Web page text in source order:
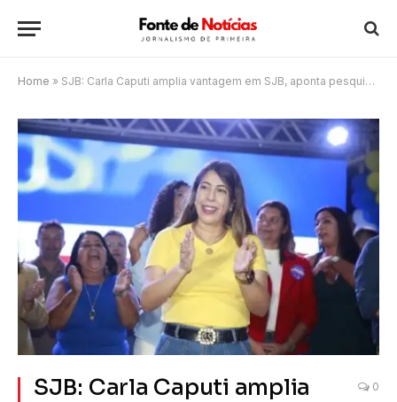
Home » SJB: Carla Caputi amplia vantagem em SJB, aponta pesquisa Factum
SJB: Carla Caputi amplia
0